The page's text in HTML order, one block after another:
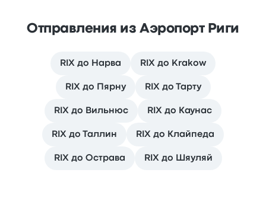
Отправления из Аэропорт Риги
RIX до Нарва RIX до Krakow
RIX до Пярну RIX до Тарту
RIX до Вильнюс RIX до Каунас
RIX до Таллин RIX до Клайпеда
RIX до Острава RIX до Шяуляй